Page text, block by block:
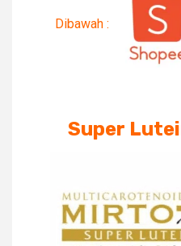
Dibawah :
Super